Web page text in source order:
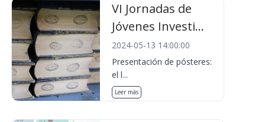
VI Jornadas de
Jóvenes Investi...
2024-05-13 14:00:00
Presentación de pósteres:
el l...
Leer más